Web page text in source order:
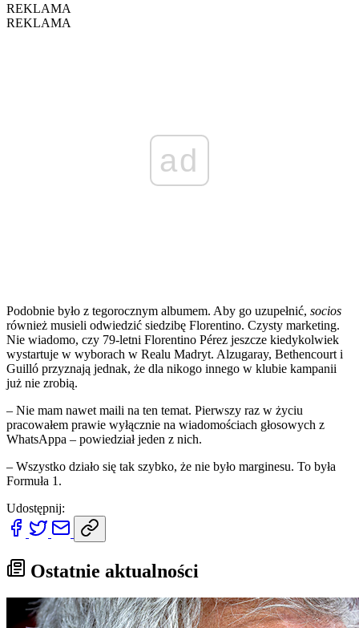
REKLAMA
REKLAMA
ad
Podobnie było z tegorocznym albumem. Aby go uzupełnić, socios
również musieli odwiedzić siedzibę Florentino. Czysty marketing.
Nie wiadomo, czy 79-letni Florentino Pérez jeszcze kiedykolwiek
wystartuje w wyborach w Realu Madryt. Alzugaray, Bethencourt i
Guilló przyznają jednak, że dla nikogo innego w klubie kampanii
już nie zrobią.
– Nie mam nawet maili na ten temat. Pierwszy raz w życiu
pracowałem prawie wyłącznie na wiadomościach głosowych z
WhatsAppa – powiedział jeden z nich.
– Wszystko działo się tak szybko, że nie było marginesu. To była
Formuła 1.
Udostępnij:
Ostatnie aktualności